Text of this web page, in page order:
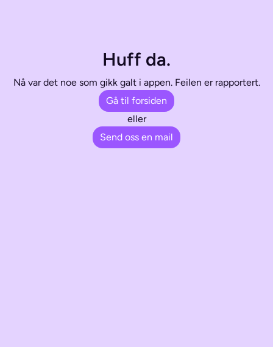
Huff da.
Nå var det noe som gikk galt i appen. Feilen er rapportert.
Gå til forsiden
eller
Send oss en mail